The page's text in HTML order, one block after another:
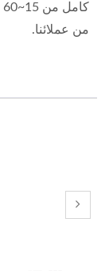
من عملائنا.